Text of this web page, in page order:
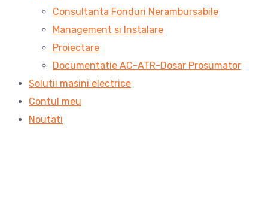
Consultanta Fonduri Nerambursabile
Management si Instalare
Proiectare
Documentatie AC-ATR-Dosar Prosumator
Solutii masini electrice
Contul meu
Noutati